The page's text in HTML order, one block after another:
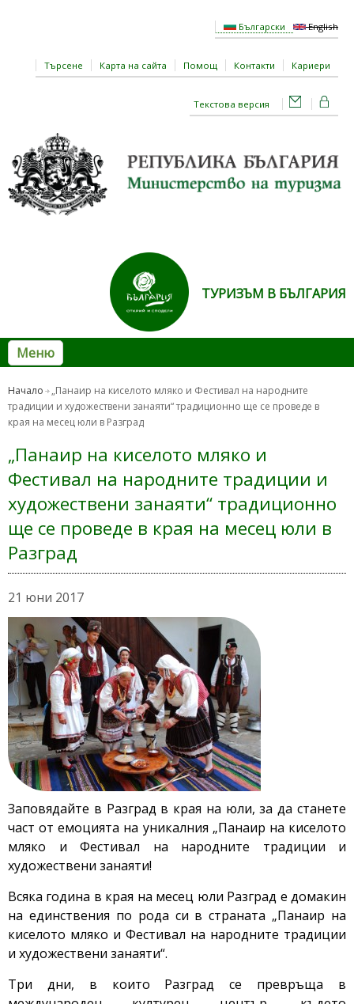
Български English
Търсене Карта на сайта Помощ Контакти Кариери
Текстова версия
ТУРИЗЪМ В БЪЛГАРИЯ
Меню
Начало
„Панаир на киселото мляко и Фестивал на народните
традиции и художествени занаяти“ традиционно ще се проведе в
края на месец юли в Разград
„Панаир на киселото мляко и
Фестивал на народните традиции и
художествени занаяти“ традиционно
ще се проведе в края на месец юли в
Разград
21 юни 2017
Заповядайте в Разград в края на юли, за да станете
част от емоцията на уникалния „Панаир на киселото
мляко и Фестивал на народните традиции и
художествени занаяти!
Всяка година в края на месец юли Разград е домакин
на единствения по рода си в страната „Панаир на
киселото мляко и Фестивал на народните традиции
и художествени занаяти“.
Три дни, в които Разград се превръща в